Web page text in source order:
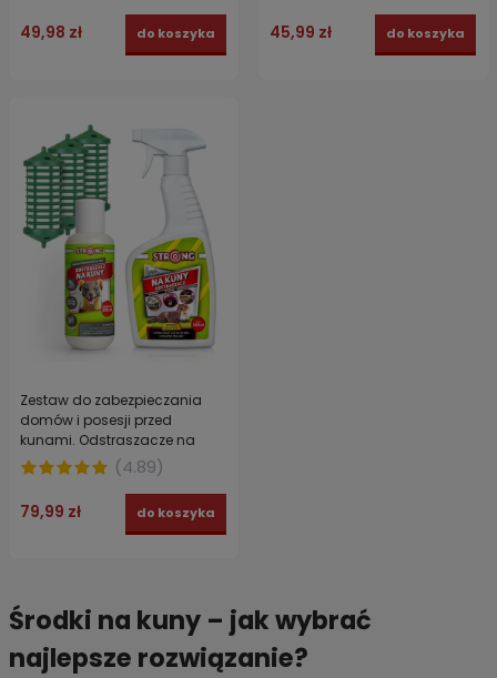
49,98 zł do koszyka 45,99 zł do koszyka
Zestaw do zabezpieczania
domów i posesji przed
kunami. Odstraszacze na
kuny w sprayu i koncentracie
STRONG + 3x dyspenser -
Zestaw KUNAGUARD
(4.89)
79,99 zł do koszyka
Środki na kuny – jak wybrać
najlepsze rozwiązanie?